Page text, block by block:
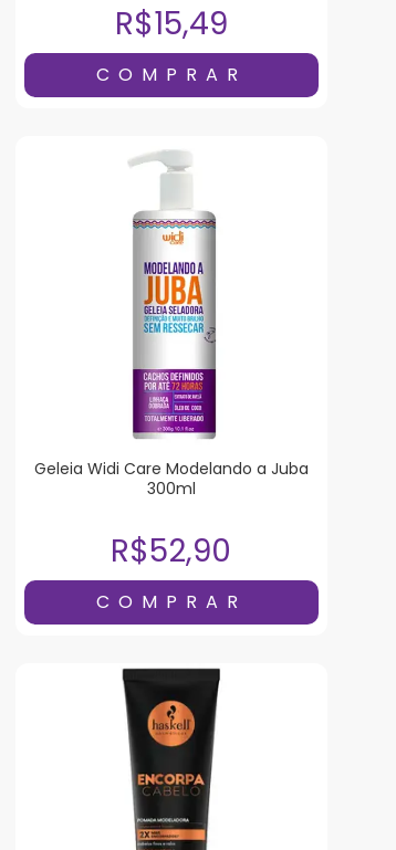
R$15,49
Geleia Widi Care Modelando a Juba
300ml
R$52,90